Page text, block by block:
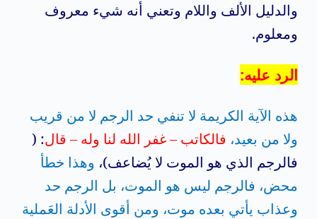
والدليل الألف واللام وتعني أنه شيء معروف
ومعلوم.
الرد عليه:
هذه الآية الكريمة لا تنفي حد الرجم لا من قريب
ولا من بعيد، فالكاتب – غفر الله لنا وله – قال: (
فالرجم الذي هو الموت لا يُضاعف)، وهذا خطأ
محض، فالرجم ليس هو الموت، بل الرجم حد
وعذاب يأتي بعده موت، ومن أقوى الأدلة العَملية